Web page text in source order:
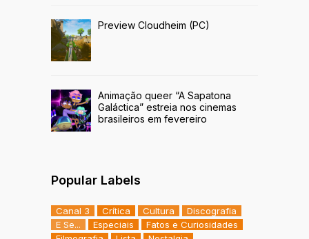
Preview Cloudheim (PC)
Animação queer “A Sapatona
Galáctica” estreia nos cinemas
brasileiros em fevereiro
Popular Labels
Canal 3 Crítica Cultura
Discografia
E Se...
Especiais
Fatos e Curiosidades